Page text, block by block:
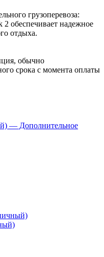
грузоперевоза:
обеспечивает надежное
отдыха.
обычно
срока с момента оплаты
— Дополнительное